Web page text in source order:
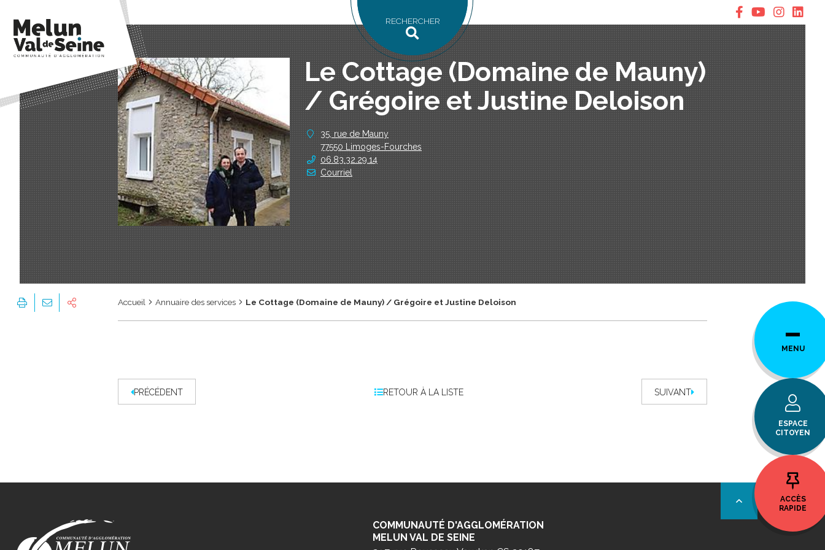
RECHERCHER
Le Cottage (Domaine de Mauny)
/ Grégoire et Justine Deloison
35, rue de Mauny
77550 Limoges-Fourches
06.83.32.29.14
Courriel
Accueil Annuaire des services Le Cottage (Domaine de Mauny) / Grégoire et Justine Deloison
PRÉCÉDENT RETOUR À LA LISTE SUIVANT
COMMUNAUTÉ D'AGGLOMÉRATION
MELUN VAL DE SEINE
MENU
ESPACE
CITOYEN
ACCÈS
RAPIDE